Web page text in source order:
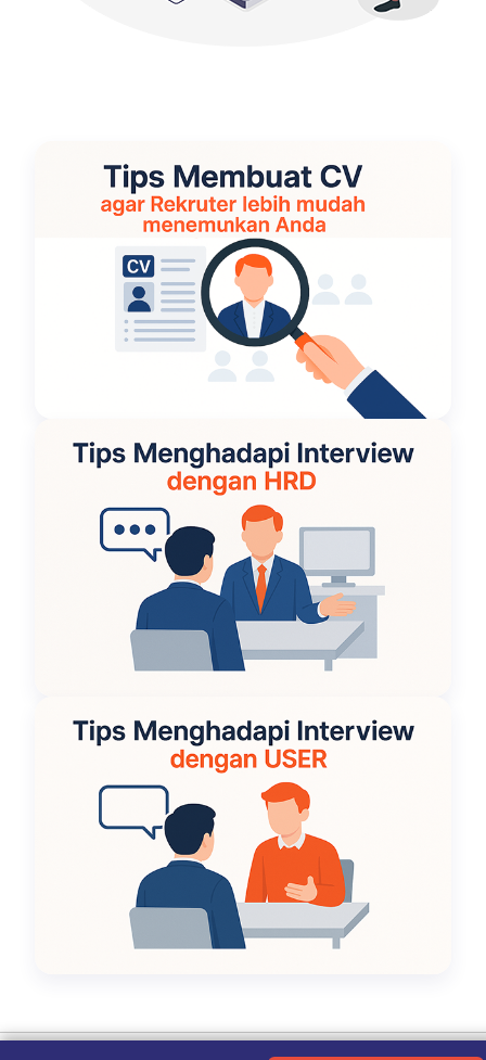
Kebijakan Privasi|Tentang Kami|